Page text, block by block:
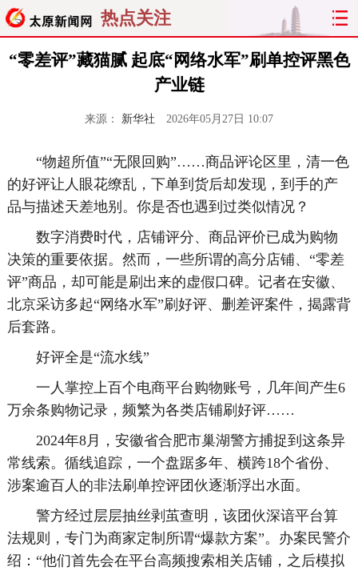
热点关注
“零差评”藏猫腻 起底“网络水军”刷单控评黑色
产业链
来源： 新华社 2026年05月27日 10:07
“物超所值”“无限回购”……商品评论区里，清一色
的好评让人眼花缭乱，下单到货后却发现，到手的产
品与描述天差地别。你是否也遇到过类似情况？
数字消费时代，店铺评分、商品评价已成为购物
决策的重要依据。然而，一些所谓的高分店铺、“零差
评”商品，却可能是刷出来的虚假口碑。记者在安徽、
北京采访多起“网络水军”刷好评、删差评案件，揭露背
后套路。
好评全是“流水线”
一人掌控上百个电商平台购物账号，几年间产生6
万余条购物记录，频繁为各类店铺刷好评……
2024年8月，安徽省合肥市巢湖警方捕捉到这条异
常线索。循线追踪，一个盘踞多年、横跨18个省份、
涉案逾百人的非法刷单控评团伙逐渐浮出水面。
警方经过层层抽丝剥茧查明，该团伙深谙平台算
法规则，专门为商家定制所谓“爆款方案”。办案民警介
绍：“他们首先会在平台高频搜索相关店铺，之后模拟